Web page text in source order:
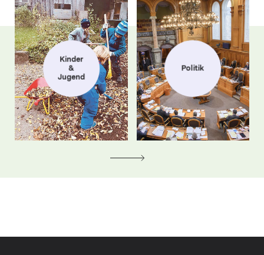
Kinder
&
Jugend
Politik